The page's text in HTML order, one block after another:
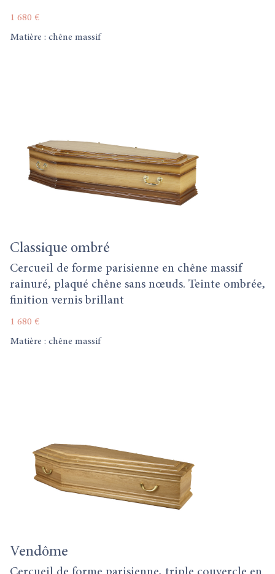
1 680 €
Matière : chêne massif
Classique ombré
Cercueil de forme parisienne en chêne massif
rainuré, plaqué chêne sans nœuds. Teinte ombrée,
finition vernis brillant
1 680 €
Matière : chêne massif
Vendôme